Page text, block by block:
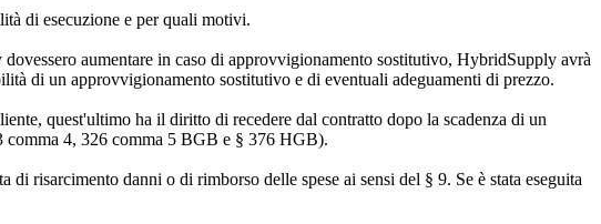
di esecuzione e per quali motivi.
aumentare in caso di approvvigionamento sostitutivo, HybridSupply avrà
di un approvvigionamento sostitutivo e di eventuali adeguamenti di prezzo.
quest'ultimo ha il diritto di recedere dal contratto dopo la scadenza di un
comma 4, 326 comma 5 BGB e § 376 HGB).
risarcimento danni o di rimborso delle spese ai sensi del § 9. Se è stata eseguita